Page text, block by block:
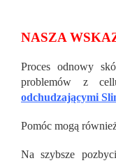
NASZA
Proces odnowy
problemów z
odchudzającymi
Pomóc mogą
Na szybsze